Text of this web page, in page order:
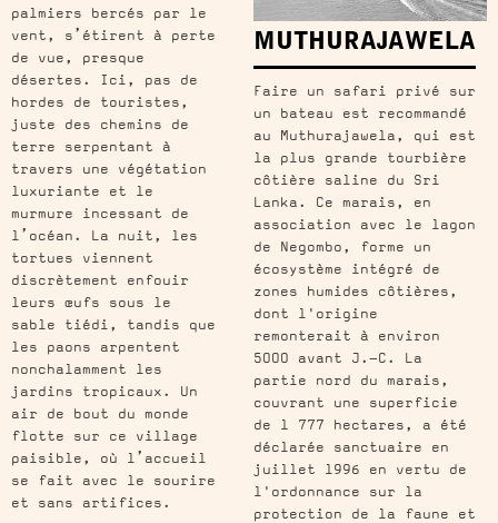
palmiers bercés par le
vent, s’étirent à perte
de vue, presque
désertes. Ici, pas de
hordes de touristes,
juste des chemins de
terre serpentant à
travers une végétation
luxuriante et le
murmure incessant de
l’océan. La nuit, les
tortues viennent
discrètement enfouir
leurs œufs sous le
sable tiédi, tandis que
les paons arpentent
nonchalamment les
jardins tropicaux. Un
air de bout du monde
flotte sur ce village
paisible, où l’accueil
se fait avec le sourire
et sans artifices.
MUTHURAJAWELA
Faire un safari privé sur
un bateau est recommandé
au Muthurajawela, qui est
la plus grande tourbière
côtière saline du Sri
Lanka. Ce marais, en
association avec le lagon
de Negombo, forme un
écosystème intégré de
zones humides côtières,
dont l'origine
remonterait à environ
5000 avant J.-C. La
partie nord du marais,
couvrant une superficie
de 1 777 hectares, a été
déclarée sanctuaire en
juillet 1996 en vertu de
l'ordonnance sur la
protection de la faune et